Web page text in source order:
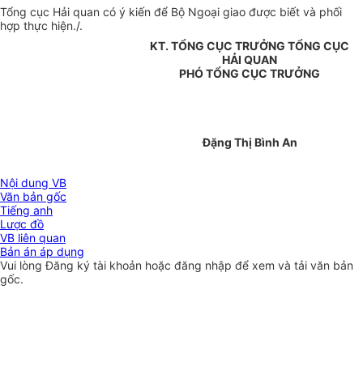
Tổng cục Hải quan có ý kiến để Bộ Ngoại giao được biết và phối
hợp thực hiện./.
KT. TỔNG CỤC TRƯỞNG TỔNG CỤC
HẢI QUAN
PHÓ TỔNG CỤC TRƯỞNG
Đặng Thị Bình An
Nội dung VB
Văn bản gốc
Tiếng anh
Lược đồ
VB liên quan
Bản án áp dụng
Vui lòngĐăng ký tài khoản hoặc đăng nhập để xem và tải văn bản
gốc.